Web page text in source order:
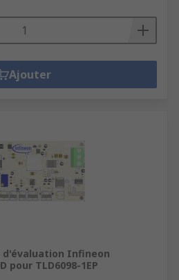
Ajouter
Infineon
pour TLD6098-1EP